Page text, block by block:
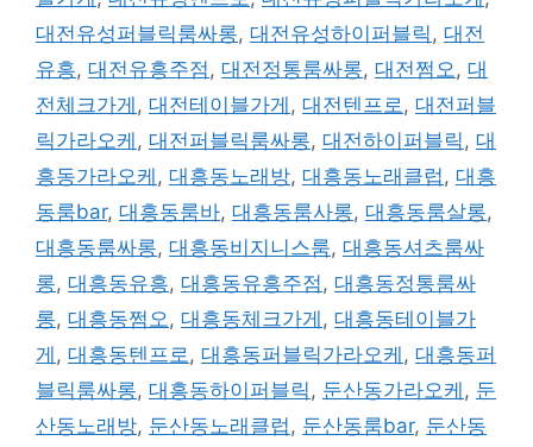
대전유성퍼블릭룸싸롱, 대전유성하이퍼블릭 , 대전
유흥, 대전유흥주점 , 대전정통룸싸롱, 대전쩜오 , 대
전체크가게 , 대전테이블가게 , 대전텐프로 , 대전퍼블
릭가라오케 , 대전퍼블릭룸싸롱, 대전하이퍼블릭 , 대
흥동가라오케 , 대흥동노래방, 대흥동노래클럽 , 대흥
동룸bar, 대흥동룸바, 대흥동룸사롱, 대흥동룸살롱,
대흥동룸싸롱, 대흥동비지니스룸, 대흥동셔츠룸싸
롱, 대흥동유흥, 대흥동유흥주점 , 대흥동정통룸싸
롱, 대흥동쩜오 , 대흥동체크가게 , 대흥동테이블가
게 , 대흥동텐프로 , 대흥동퍼블릭가라오케 , 대흥동퍼
블릭룸싸롱, 대흥동하이퍼블릭 , 둔산동가라오케 , 둔
산동노래방, 둔산동노래클럽 , 둔산동룸bar, 둔산동